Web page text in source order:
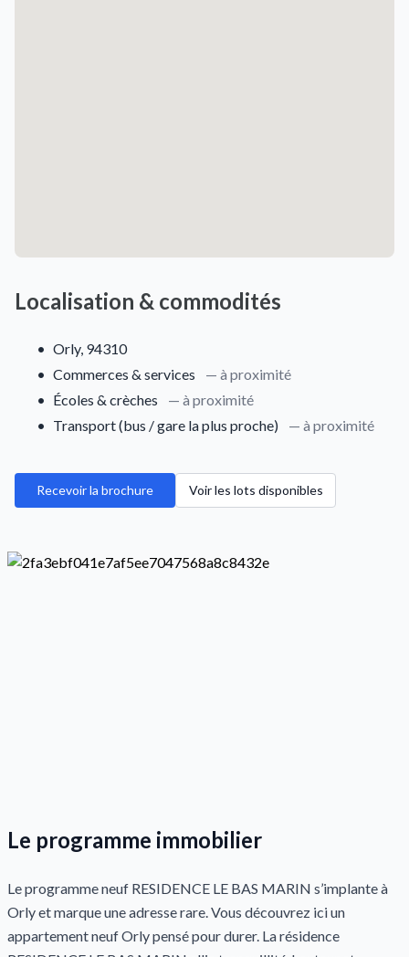
Localisation & commodités
• Orly, 94310
• Commerces & services
— à proximité
• Écoles & crèches
— à proximité
• Transport (bus / gare la plus proche) — à proximité
Recevoir la brochure Voir les lots disponibles
Le programme immobilier
Le programme neuf RESIDENCE LE BAS MARIN s’implante à
Orly et marque une adresse rare. Vous découvrez ici un
appartement neuf Orly pensé pour durer. La résidence